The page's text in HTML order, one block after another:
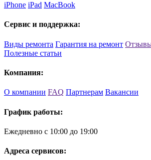
iPhone iPad MacBook
Сервис и поддержка:
Виды ремонта Гарантия на ремонт
Полезные статьи
Компания:
О компании FAQ Партнерам Вакансии
График работы:
Ежедневно с 10:00 до 19:00
Адреса сервисов: